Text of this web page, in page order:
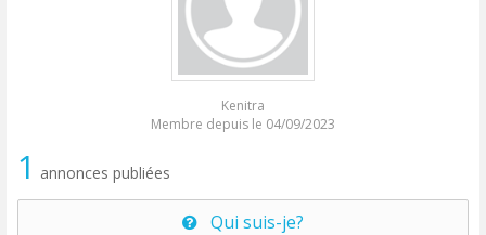
Kenitra
Membre depuis le 04/09/2023
1 annonces publiées
Qui suis-je?